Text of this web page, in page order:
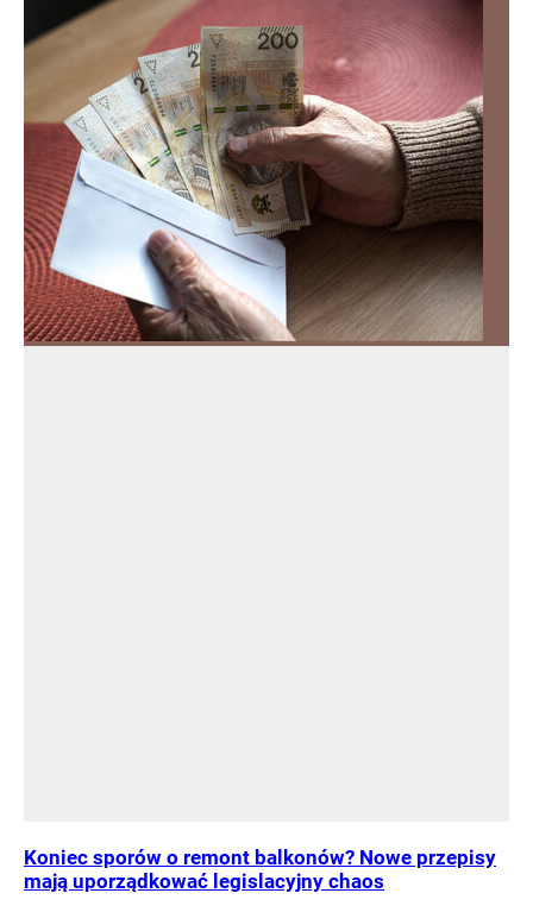
Koniec sporów o remont balkonów? Nowe przepisy
mają uporządkować legislacyjny chaos